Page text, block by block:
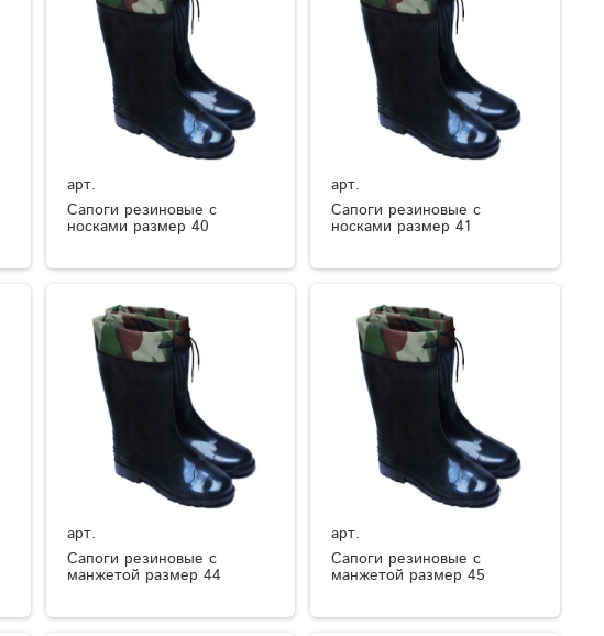
арт.
Сапоги резиновые с
носками размер 40
арт.
Сапоги резиновые с
носками размер 41
арт.
Сапоги резиновые с
манжетой размер 44
арт.
Сапоги резиновые с
манжетой размер 45